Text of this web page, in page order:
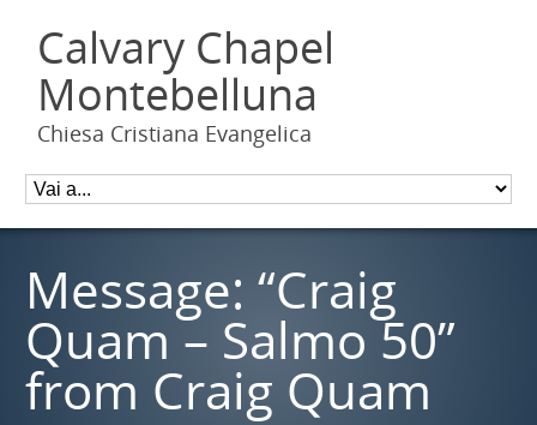
Calvary Chapel
Montebelluna
Chiesa Cristiana Evangelica
Message: “Craig
Quam – Salmo 50”
from Craig Quam